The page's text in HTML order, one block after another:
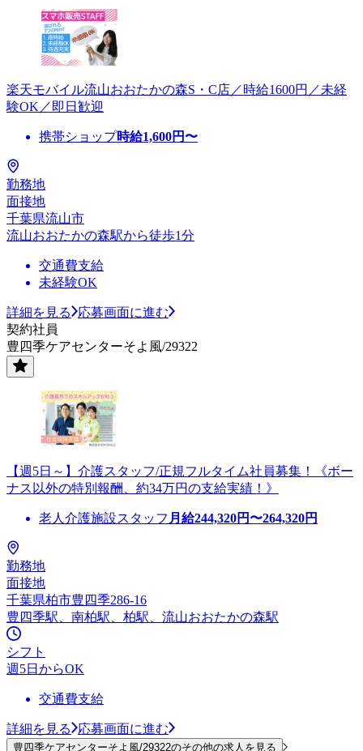
楽天モバイル流山おおたかの森S・C店／時給1600円／未経
験OK／即日歓迎
携帯ショップ時給1,600円〜
勤務地
面接地
千葉県流山市
流山おおたかの森駅から徒歩1分
交通費支給
未経験OK
詳細を見る
応募画面に進む
契約社員
豊四季ケアセンターそよ風/29322
【週5日～】介護スタッフ/正規フルタイム社員募集！《ボー
ナス以外の特別報酬、約34万円の支給実績！》
老人介護施設スタッフ 月給244,320円〜264,320円
勤務地
面接地
千葉県柏市豊四季286-16
豊四季駅、南柏駅、柏駅、流山おおたかの森駅
シフト
週5日からOK
交通費支給
詳細を見る 応募画面に進む
豊四季ケアセンターそよ風/29322のその他の求人を見る